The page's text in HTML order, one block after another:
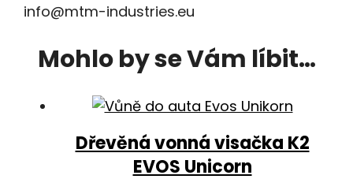
info@mtm-industries.eu
Mohlo by se Vám líbit…
Dřevěná vonná visačka K2
EVOS Unicorn